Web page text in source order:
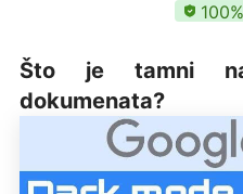
Što je tamni
dokumenata?